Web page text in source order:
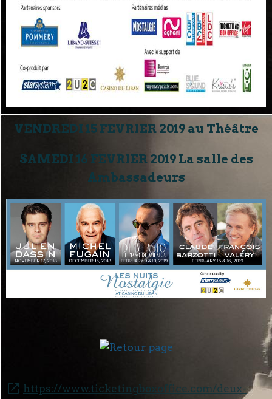
VENDREDI 15 FEVRIER 2019 au Théâtre
SAMEDI 16 FEVRIER 2019 La salle des
Ambassadeurs
https://www.ticketingboxoffice.com/deux-